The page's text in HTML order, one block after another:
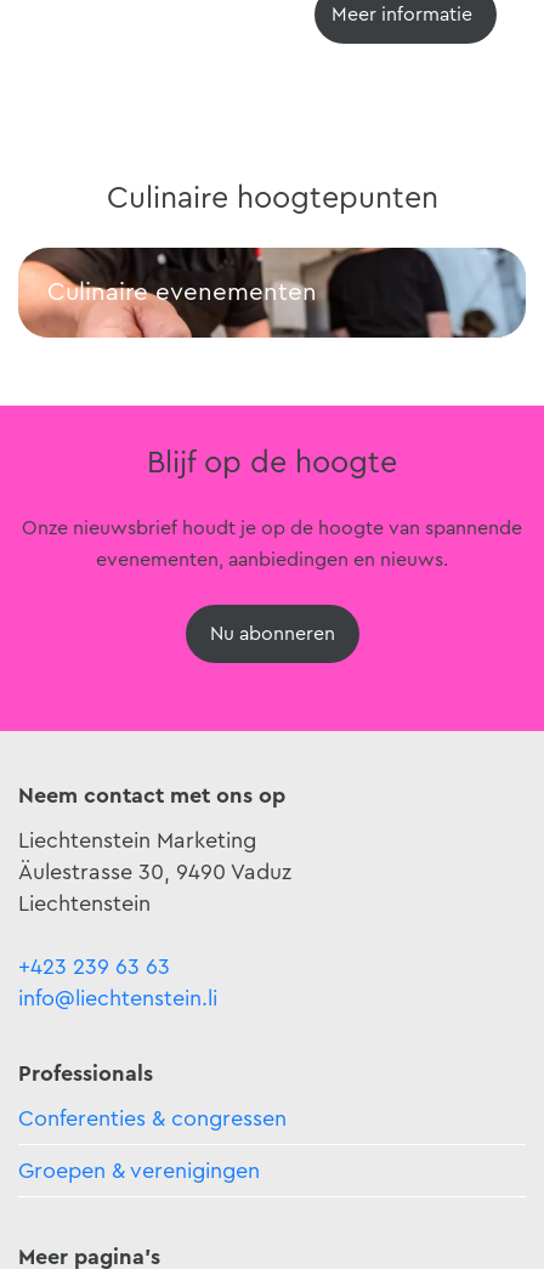
Meer informatie
Culinaire hoogtepunten
Culinaire evenementen
Culinaire evenementen
Blijf op de hoogte
Onze nieuwsbrief houdt je op de hoogte van spannende
evenementen, aanbiedingen en nieuws.
Nu abonneren
Neem contact met ons op
Liechtenstein Marketing
Äulestrasse 30, 9490 Vaduz
Liechtenstein
+423 239 63 63
info@liechtenstein.li
Professionals
Conferenties & congressen
Groepen & verenigingen
Meer pagina's